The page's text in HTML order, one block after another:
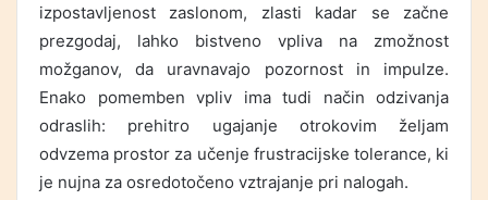
izpostavljenost zaslonom, zlasti kadar se začne
prezgodaj, lahko bistveno vpliva na zmožnost
možganov, da uravnavajo pozornost in impulze.
Enako pomemben vpliv ima tudi način odzivanja
odraslih: prehitro ugajanje otrokovim željam
odvzema prostor za učenje frustracijske tolerance, ki
je nujna za osredotočeno vztrajanje pri nalogah.